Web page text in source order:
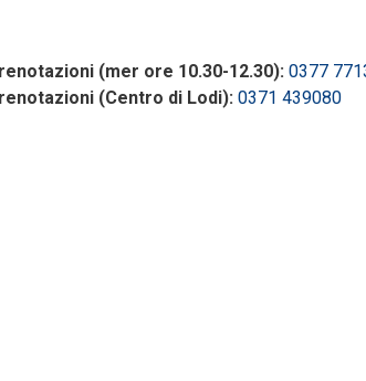
(mer ore 10.30-12.30): 0377
(Centro di Lodi): 0371 439080